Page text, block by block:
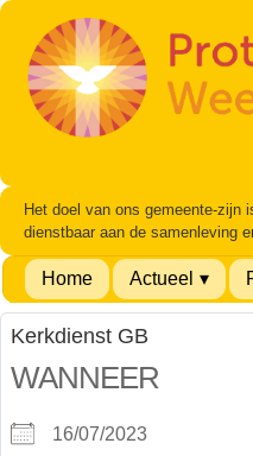
Het doel van ons gemeente-zijn
dienstbaar aan de samenleving
Home Actueel
Kerkdienst GB
WANNEER
16/07/2023